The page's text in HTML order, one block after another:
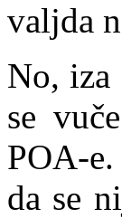
valjda
No, iza
se
POA-
da se